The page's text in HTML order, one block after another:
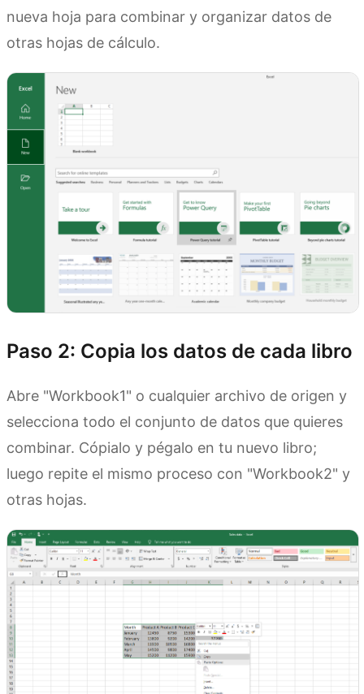
nueva hoja para combinar y organizar datos de
otras hojas de cálculo.
Paso 2: Copia los datos de cada libro
Abre "Workbook1" o cualquier archivo de origen y
selecciona todo el conjunto de datos que quieres
combinar. Cópialo y pégalo en tu nuevo libro;
luego repite el mismo proceso con "Workbook2" y
otras hojas.